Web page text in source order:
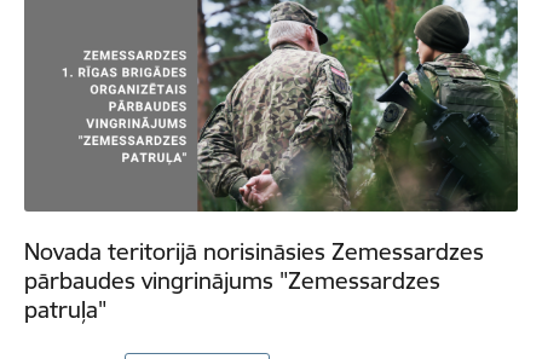
Novada teritorijā norisināsies Zemessardzes
pārbaudes vingrinājums "Zemessardzes
patruļa"